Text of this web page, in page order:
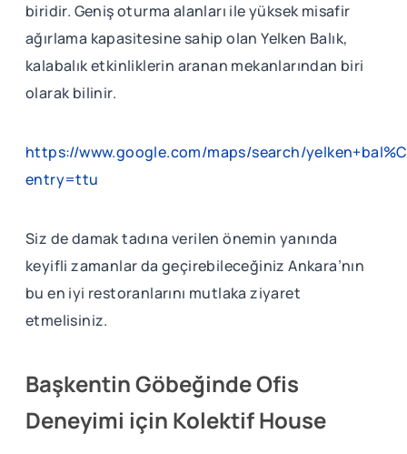
biridir. Geniş oturma alanları ile yüksek misafir
ağırlama kapasitesine sahip olan Yelken Balık,
kalabalık etkinliklerin aranan mekanlarından biri
olarak bilinir.
https://www.google.com/maps/search/
entry=ttu
Siz de damak tadına verilen önemin yanında
keyifli zamanlar da geçirebileceğiniz Ankara’nın
bu en iyi restoranlarını mutlaka ziyaret
etmelisiniz.
Başkentin Göbeğinde Ofis
Deneyimi için Kolektif House